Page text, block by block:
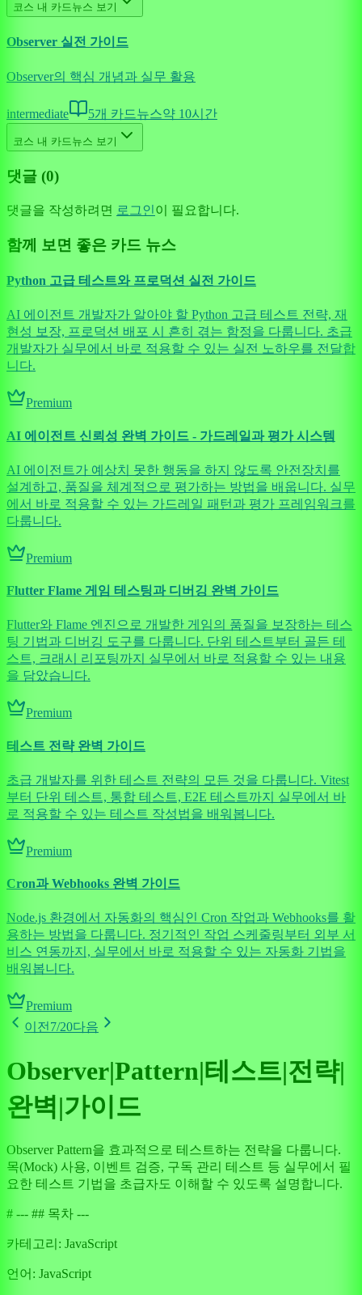
코스 내 카드뉴스 보기
Observer 실전 가이드
Observer의 핵심 개념과 실무 활용
intermediate 5개 카드뉴스약 10시간
코스 내 카드뉴스 보기
댓글 (0)
댓글을 작성하려면 로그인 이 필요합니다.
함께 보면 좋은 카드 뉴스
Python 고급 테스트와 프로덕션 실전 가이드
AI 에이전트 개발자가 알아야 할 Python 고급 테스트 전략, 재
현성 보장, 프로덕션 배포 시 흔히 겪는 함정을 다룹니다. 초급
개발자가 실무에서 바로 적용할 수 있는 실전 노하우를 전달합
니다.
Premium
AI 에이전트 신뢰성 완벽 가이드 - 가드레일과 평가 시스템
AI 에이전트가 예상치 못한 행동을 하지 않도록 안전장치를
설계하고, 품질을 체계적으로 평가하는 방법을 배웁니다. 실무
에서 바로 적용할 수 있는 가드레일 패턴과 평가 프레임워크를
다룹니다.
Premium
Flutter Flame 게임 테스팅과 디버깅 완벽 가이드
Flutter와 Flame 엔진으로 개발한 게임의 품질을 보장하는 테스
팅 기법과 디버깅 도구를 다룹니다. 단위 테스트부터 골든 테
스트, 크래시 리포팅까지 실무에서 바로 적용할 수 있는 내용
을 담았습니다.
Premium
테스트 전략 완벽 가이드
초급 개발자를 위한 테스트 전략의 모든 것을 다룹니다. Vitest
부터 단위 테스트, 통합 테스트, E2E 테스트까지 실무에서 바
로 적용할 수 있는 테스트 작성법을 배워봅니다.
Premium
Cron과 Webhooks 완벽 가이드
Node.js 환경에서 자동화의 핵심인 Cron 작업과 Webhooks를 활
용하는 방법을 다룹니다. 정기적인 작업 스케줄링부터 외부 서
비스 연동까지, 실무에서 바로 적용할 수 있는 자동화 기법을
배워봅니다.
Premium
이전 7/20다음
Observer|Pattern|테스트|전략|
완벽|가이드
Observer Pattern을 효과적으로 테스트하는 전략을 다룹니다.
목(Mock) 사용, 이벤트 검증, 구독 관리 테스트 등 실무에서 필
요한 테스트 기법을 초급자도 이해할 수 있도록 설명합니다.
# --- ## 목차 ---
카테고리: JavaScript
언어: JavaScript